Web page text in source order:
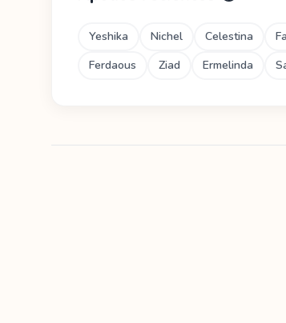
Yeshika Nichel Celestina
Ferdaous
Ziad Ermelinda